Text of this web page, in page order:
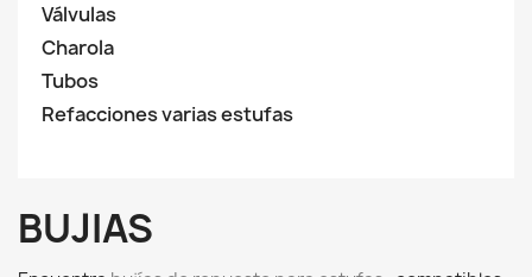
Válvulas
Charola
Tubos
Refacciones varias estufas
BUJIAS